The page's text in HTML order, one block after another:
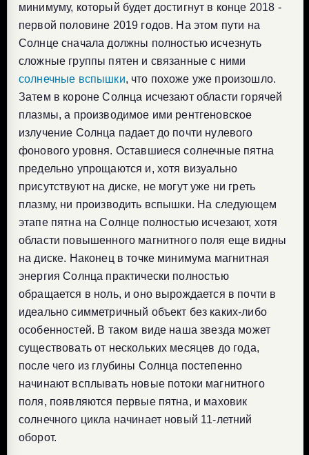
минимуму, который будет достигнут в конце 2018 -
первой половине 2019 годов. На этом пути на
Солнце сначала должны полностью исчезнуть
сложные группы пятен и связанные с ними
солнечные вспышки, что похоже уже произошло.
Затем в короне Солнца исчезают области горячей
плазмы, а производимое ими рентгеновское
излучение Солнца падает до почти нулевого
фонового уровня. Оставшиеся солнечные пятна
предельно упрощаются и, хотя визуально
присутствуют на диске, не могут уже ни греть
плазму, ни производить вспышки. На следующем
этапе пятна на Солнце полностью исчезают, хотя
области повышенного магнитного поля еще видны
на диске. Наконец в точке минимума магнитная
энергия Солнца практически полностью
обращается в ноль, и оно вырождается в почти в
идеально симметричный объект без каких-либо
особенностей. В таком виде наша звезда может
существовать от нескольких месяцев до года,
после чего из глубины Солнца постепенно
начинают всплывать новые потоки магнитного
поля, появляются первые пятна, и маховик
солнечного цикла начинает новый 11-летний
оборот.